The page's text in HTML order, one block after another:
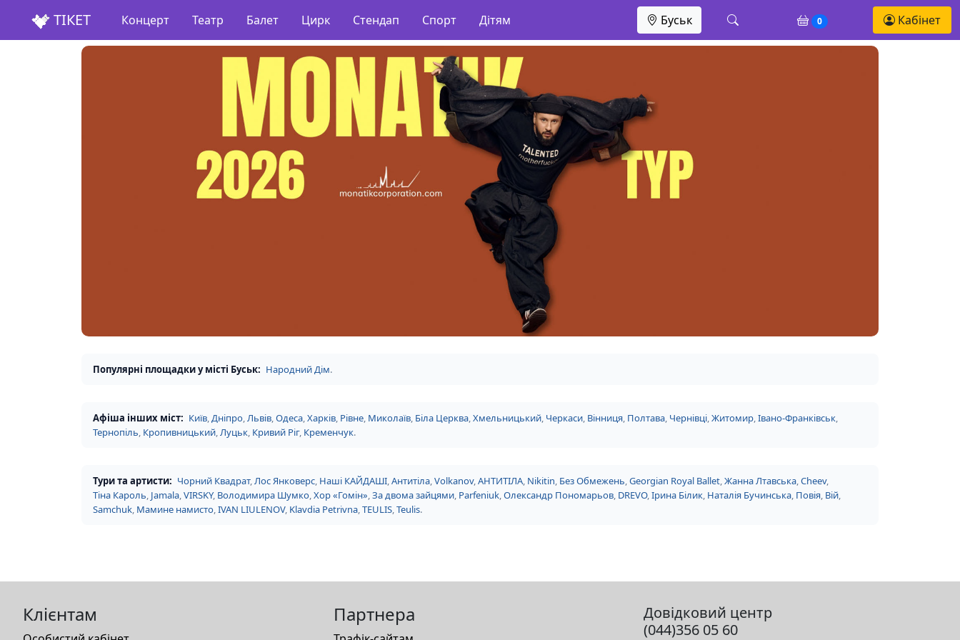
ТІКЕТ Концерт Театр Балет Цирк Стендап Спорт Дітям Буськ 0 Кабінет
Популярні площадки у місті Буськ: Народний Дім.
Афіша інших міст: Київ,Дніпро,Львів,Одеса,Харків, Рівне, Миколаїв, Біла Церква,Хмельницький, Черкаси, Вінниця, Полтава, Чернівці,Житомир,Івано-Франківськ,
Тернопіль, Кропивницький,Луцьк, Кривий Ріг, Кременчук.
Тури та артисти: Чорний Квадрат,Лос Янковерс, Наші КАЙДАШІ,Антитіла,Volkanov,АНТИТІЛА, Nikitin, Без Обмежень,Georgian Royal Ballet,Жанна Лтавська,Cheev,
Тіна Кароль, Jamala,VIRSKY, Володимира Шумко,Хор «Гомін»,За двома зайцями, Parfeniuk,Олександр Пономарьов, DREVO,Ірина Білик, Наталія Бучинська, Повія, Вій,
Samchuk, Мамине намисто,IVAN LIULENOV, Klavdia Petrivna,TEULIS,Teulis.
Клієнтам Партнера
Довідковий центр
(044)356 05 60